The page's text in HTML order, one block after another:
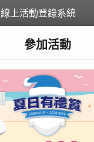
線上活動登錄系統
參加活動